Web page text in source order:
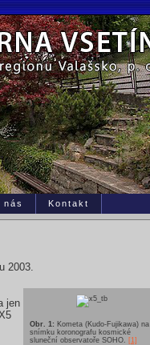
nás Kontakt
2003.
Obr. 1: Kometa (Kudo-Fujikawa) na
snímku koronografu kosmické
sluneční observatoře SOHO. [1]
jen